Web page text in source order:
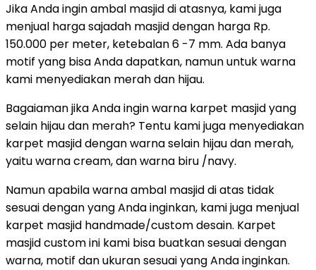
Jika Anda ingin ambal masjid di atasnya, kami juga
menjual harga sajadah masjid dengan harga Rp.
150.000 per meter, ketebalan 6 -7 mm. Ada banya
motif yang bisa Anda dapatkan, namun untuk warna
kami menyediakan merah dan hijau.
Bagaiaman jika Anda ingin warna karpet masjid yang
selain hijau dan merah? Tentu kami juga menyediakan
karpet masjid dengan warna selain hijau dan merah,
yaitu warna cream, dan warna biru /navy.
Namun apabila warna ambal masjid di atas tidak
sesuai dengan yang Anda inginkan, kami juga menjual
karpet masjid handmade/custom desain. Karpet
masjid custom ini kami bisa buatkan sesuai dengan
warna, motif dan ukuran sesuai yang Anda inginkan.